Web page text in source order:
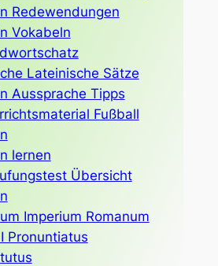
Redewendungen
Vokabeln
Lateinische Sätze
Aussprache Tipps
Fußball
lernen
Übersicht
Imperium Romanum
Pronuntiatus